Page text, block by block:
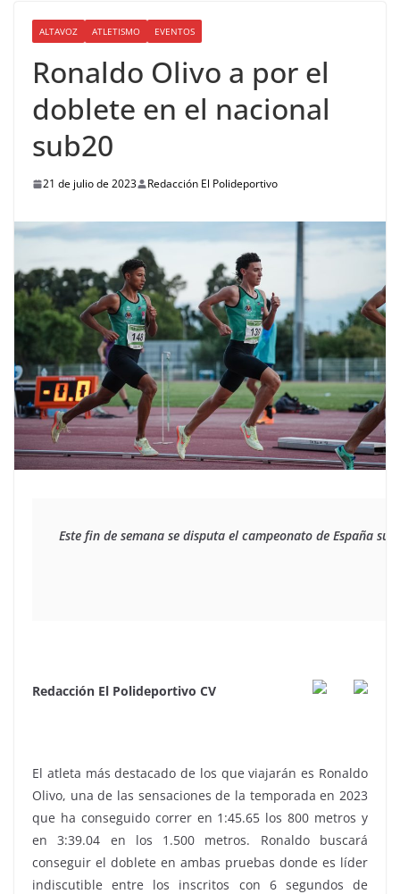
ALTAVOZ ATLETISMO EVENTOS
Ronaldo Olivo a por el
doblete en el nacional
sub20
21 de julio de 2023 Redacción El Polideportivo
Este fin de semana se disputa el campeonato de España
Redacción El Polideportivo CV
El atleta más destacado de los que viajarán es Ronaldo
Olivo, una de las sensaciones de la temporada en 2023
que ha conseguido correr en 1:45.65 los 800 metros y
en 3:39.04 en los 1.500 metros. Ronaldo buscará
conseguir el doblete en ambas pruebas donde es líder
indiscutible entre los inscritos con 6 segundos de